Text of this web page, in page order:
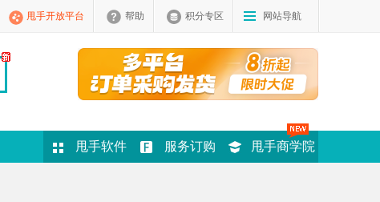
甩手开放平台 帮助 积分专区 网站导航
甩手软件 服务订购 甩手商学院